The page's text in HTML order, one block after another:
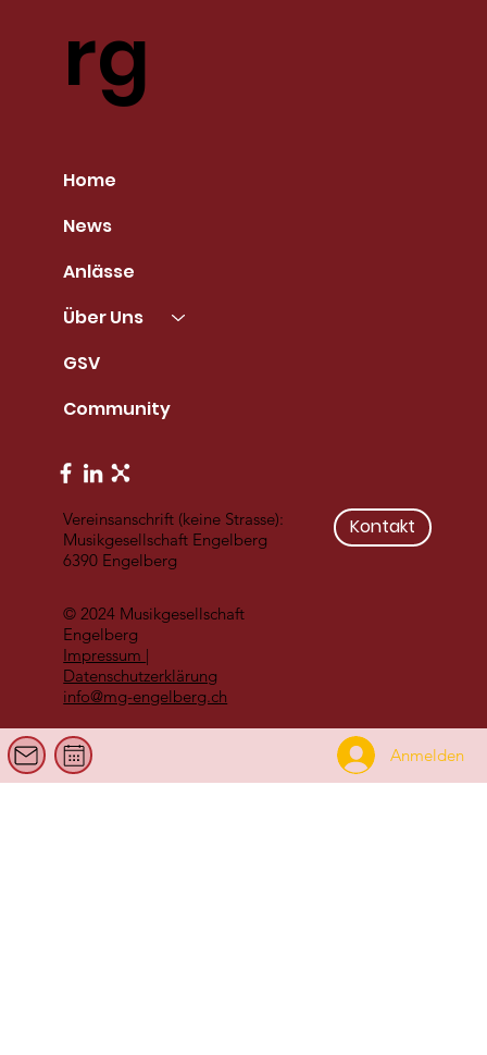
Anmelden
rg
Home
News
Anlässe
Über Uns
GSV
Community
Vereinsanschrift (keine Strasse):
Musikgesellschaft Engelberg
6390 Engelberg
© 2024 Musikgesellschaft
Engelberg
Impressum |
Datenschutzerklärung
info@mg-engelberg.ch
Kontakt